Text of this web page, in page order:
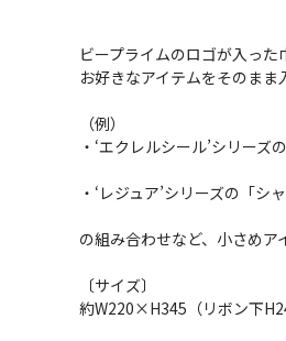
ビープライムのロゴが入った
お好きなアイテムをそのま
（例）
・‘エクレルシール’シリー
・‘レジュア’シリーズの「シ
の組み合わせなど、小さめア
〔サイズ〕
約W220×H345（リボン下